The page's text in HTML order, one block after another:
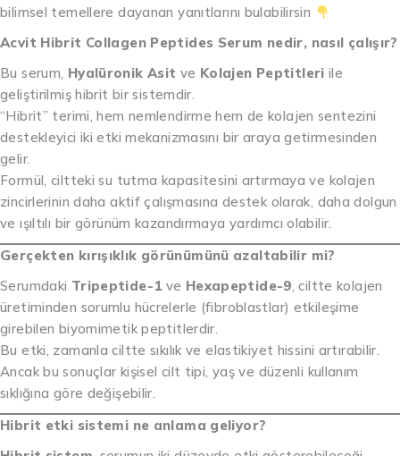
bilimsel temellere dayanan yanıtlarını bulabilirsin
Acvit Hibrit Collagen Peptides Serum nedir, nasıl çalışır?
Bu serum, Hyalüronik Asit ve Kolajen Peptitleri ile
geliştirilmiş hibrit bir sistemdir.
“Hibrit” terimi, hem nemlendirme hem de kolajen sentezini
destekleyici iki etki mekanizmasını bir araya getirmesinden
gelir.
Formül, ciltteki su tutma kapasitesini artırmaya ve kolajen
zincirlerinin daha aktif çalışmasına destek olarak, daha dolgun
ve ışıltılı bir görünüm kazandırmaya yardımcı olabilir.
Gerçekten kırışıklık görünümünü azaltabilir mi?
Serumdaki Tripeptide-1 ve Hexapeptide-9, ciltte kolajen
üretiminden sorumlu hücrelerle (fibroblastlar) etkileşime
girebilen biyomimetik peptitlerdir.
Bu etki, zamanla ciltte sıkılık ve elastikiyet hissini artırabilir.
Ancak bu sonuçlar kişisel cilt tipi, yaş ve düzenli kullanım
sıklığına göre değişebilir.
Hibrit etki sistemi ne anlama geliyor?